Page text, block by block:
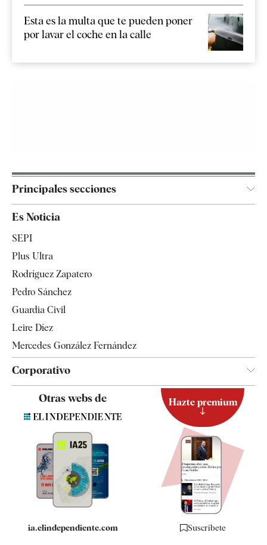
Esta es la multa que te pueden poner
por lavar el coche en la calle
Principales secciones
España
Televisión
Es Noticia
SEPI
Plus Ultra
Rodríguez Zapatero
Pedro Sánchez
Guardia Civil
Leire Díez
Mercedes González Fernández
Corporativo
Contacto
Quiénes somos
Especificaciones
Otras webs de
ia.elindependiente.com
Hazte premium
Suscríbete